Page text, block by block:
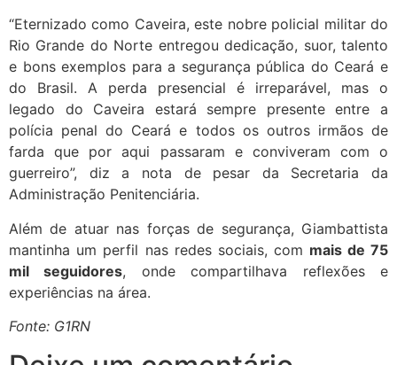
“Eternizado como Caveira, este nobre policial militar do
Rio Grande do Norte entregou dedicação, suor, talento
e bons exemplos para a segurança pública do Ceará e
do Brasil. A perda presencial é irreparável, mas o
legado do Caveira estará sempre presente entre a
polícia penal do Ceará e todos os outros irmãos de
farda que por aqui passaram e conviveram com o
guerreiro”, diz a nota de pesar da Secretaria da
Administração Penitenciária.
Além de atuar nas forças de segurança, Giambattista
mantinha um perfil nas redes sociais, com mais de 75
mil seguidores, onde compartilhava reflexões e
experiências na área.
Fonte: G1RN